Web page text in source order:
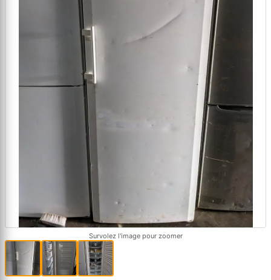
Survolez l'image pour zoomer